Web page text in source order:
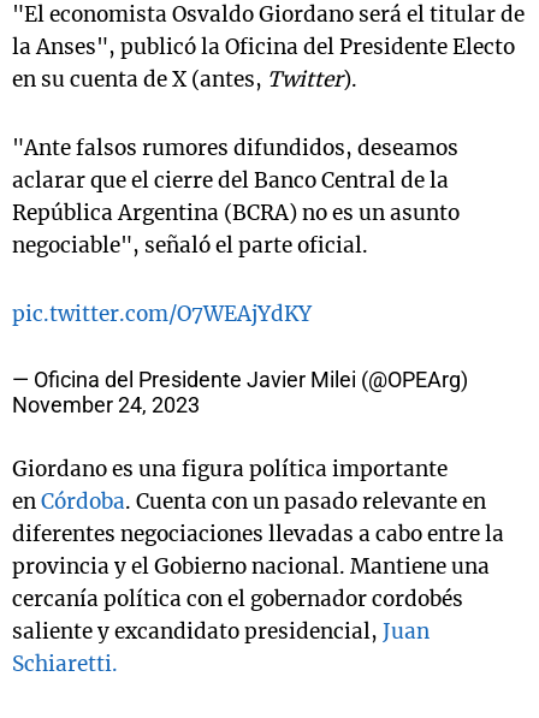
"El economista Osvaldo Giordano será el titular de
la Anses", publicó la Oficina del Presidente Electo
en su cuenta de X (antes, Twitter).
"Ante falsos rumores difundidos, deseamos
aclarar que el cierre del Banco Central de la
República Argentina (BCRA) no es un asunto
negociable", señaló el parte oficial.
pic.twitter.com/O7WEAjYdKY
— Oficina del Presidente Javier Milei (@OPEArg)
November 24, 2023
Giordano es una figura política importante
enCórdoba. Cuenta con un pasado relevante en
diferentes negociaciones llevadas a cabo entre la
provincia y el Gobierno nacional. Mantiene una
cercanía política con el gobernador cordobés
saliente y excandidato presidencial, Juan
Schiaretti.